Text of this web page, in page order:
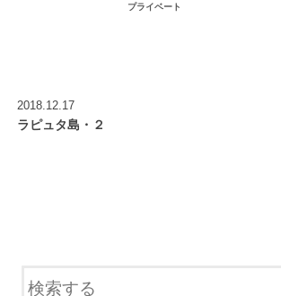
プライベート
2018.12.17
ラピュタ島・２